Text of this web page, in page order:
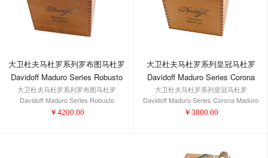
大卫杜夫马杜罗系列罗布图马杜罗
Davidoff Maduro Series Robusto
Maduro
大卫杜夫马杜罗系列罗布图马杜罗
Davidoff Maduro Series Robusto
Maduro
￥ 4200.00
大卫杜夫马杜罗系列皇冠马杜罗
Davidoff Maduro Series Corona
Maduro
大卫杜夫马杜罗系列皇冠马杜罗
Davidoff Maduro Series Corona Maduro
￥ 3800.00